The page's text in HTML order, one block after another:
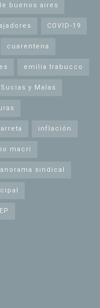
buenos aires
COVID-19
cuarentena
emilia trabucco
y Malas
inflación
macri
sindical